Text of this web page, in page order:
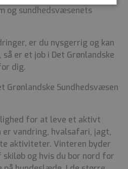
og sundhedsvæsenets
er du nysgerrig og kan
er et job i Det Grønlandske
dig.
Grønlandske Sundhedsvæsen
for at leve et aktivt
vandring, hvalsafari, jagt,
aktiviteter. Vinteren byder
og hvis du bor nord for